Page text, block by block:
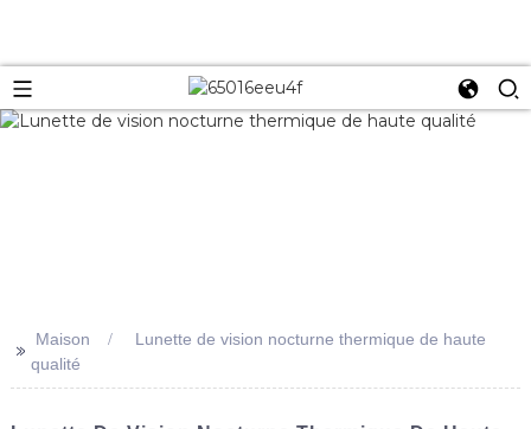
>> Maison
Lunette de vision nocturne thermique de haute
qualité